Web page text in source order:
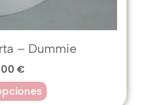
– Dummie
€